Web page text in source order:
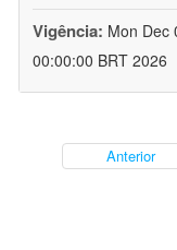
Vigência: Mon Dec
00:00:00 BRT 2026
Anterior